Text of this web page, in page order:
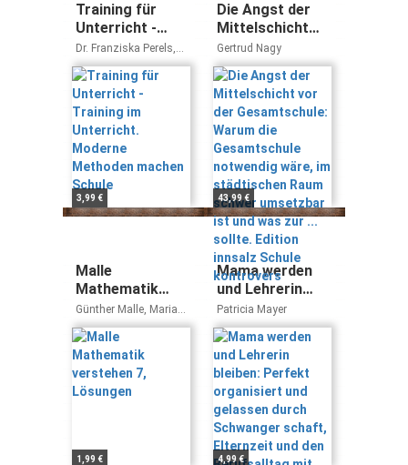
Training für
Unterricht -
Training im
Unterricht.
Moderne
Methoden
machen Schule
Dr. Franziska Perels,
Prof. Dr. Bernhard
Schmitz, Kirsten van
de Loo
3,99 €
Die Angst der
Mittelschicht
vor der
Gesamtschule:
Warum die
Gesamtschule
notwendig wäre,
im städtischen
Raum schwer
umsetzbar ist
und was zur ...
sollte. Edition
innsalz Schule
kontrovers
Gertrud Nagy
43,99 €
Malle
Mathematik
verstehen 7,
Lösungen
Günther Malle, Maria
Koth, Helge Woschitz,
Sonja Malle, Bernhard
Salzger, Andreas
Ulovec
1,99 €
Mama werden
und Lehrerin
bleiben: Perfekt
organisiert und
gelassen durch
Schwanger
schaft,
Elternzeit und
den Berufsalltag
mit Kind (Alle
Klassenstufen)
Patricia Mayer
4,99 €